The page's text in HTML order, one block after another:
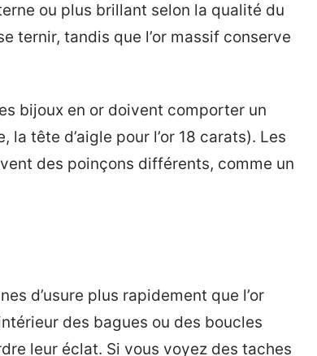
ou plus brillant selon la qualité du
ternir, tandis que l’or massif conserve
bijoux en or doivent comporter un
tête d’aigle pour l’or 18 carats). Les
des poinçons différents, comme un
d’usure plus rapidement que l’or
des bagues ou des boucles
leur éclat. Si vous voyez des taches